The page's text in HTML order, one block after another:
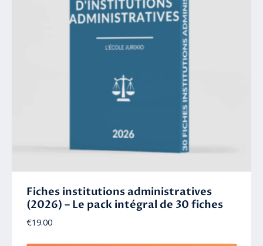
Fiches institutions administratives
(2026) – Le pack intégral de 30 fiches
€19.00